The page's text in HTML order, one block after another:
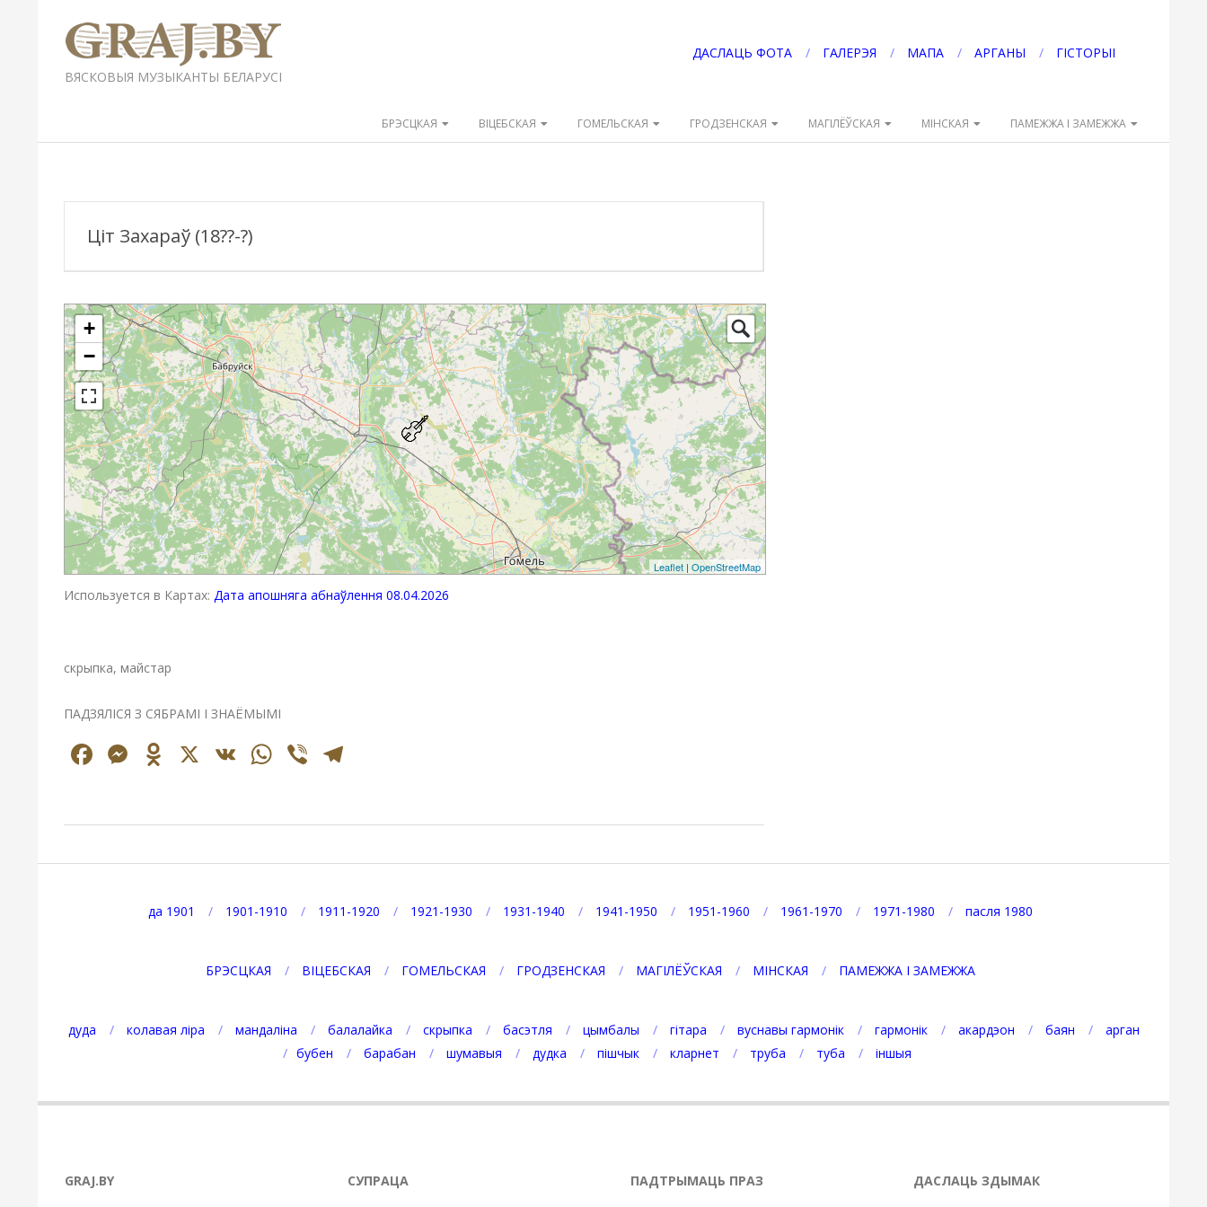
содержимомуGRAJ.BY
ВЯСКОВЫЯ МУЗЫКАНТЫ БЕЛАРУСІ
ДАСЛАЦЬ ФОТА ГАЛЕРЭЯ МАПА АРГАНЫ ГІСТОРЫІ
меню
БРЭСЦКАЯ ВІЦЕБСКАЯ ГОМЕЛЬСКАЯ ГРОДЗЕНСКАЯ МАГІЛЁЎСКАЯ МІНСКАЯ ПАМЕЖЖА І ЗАМЕЖЖА
Ціт Захараў (18??-?)
+
−
Leaflet | OpenStreetMap
Используется в Картах: Дата апошняга абнаўлення 08.04.2026
скрыпка, майстар
ПАДЗЯЛІСЯ З СЯБРАМІ І ЗНАЁМЫМІ
Facebook
Messenger
Odnoklassniki
X VK WhatsApp
Viber
04-
да 1901
1901-1910 1911-1920 1921-1930 1931-1940 1941-1950 1951-1960 1961-1970 1971-1980 пасля 1980
БРЭСЦКАЯ ВІЦЕБСКАЯ ГОМЕЛЬСКАЯ ГРОДЗЕНСКАЯ МАГІЛЁЎСКАЯ МІНСКАЯ ПАМЕЖЖА І ЗАМЕЖЖА
дуда колавая ліра мандаліна балалайка скрыпка басэтля цымбалы гітара вуснавы гармонік гармонік акардэон баян
арган
бубен
барабан шумавыя дудка пішчык кларнет труба туба іншыя
GRAJ.BY СУПРАЦА ПАДТРЫМАЦЬ ПРАЗ ДАСЛАЦЬ ЗДЫМАК